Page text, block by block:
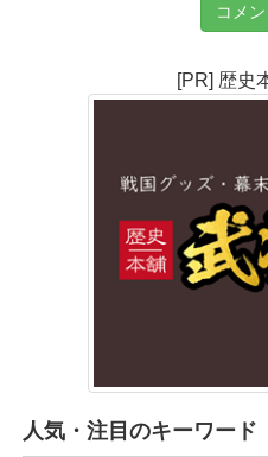
コメ
[PR] 歴史
人気・注目のキーワード